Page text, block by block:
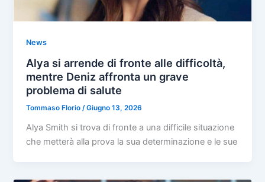
News
Alya si arrende di fronte alle difficoltà,
mentre Deniz affronta un grave
problema di salute
Tommaso Florio/Giugno 13, 2026
Alya Smith si trova di fronte a una difficile situazione
che metterà alla prova la sua determinazione e le sue